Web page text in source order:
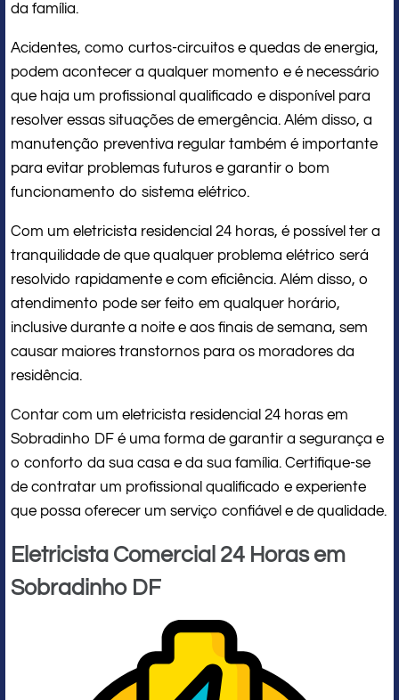
da família.
Acidentes, como curtos-circuitos e quedas de energia,
podem acontecer a qualquer momento e é necessário
que haja um profissional qualificado e disponível para
resolver essas situações de emergência. Além disso, a
manutenção preventiva regular também é importante
para evitar problemas futuros e garantir o bom
funcionamento do sistema elétrico.
Com um eletricista residencial 24 horas, é possível ter a
tranquilidade de que qualquer problema elétrico será
resolvido rapidamente e com eficiência. Além disso, o
atendimento pode ser feito em qualquer horário,
inclusive durante a noite e aos finais de semana, sem
causar maiores transtornos para os moradores da
residência.
Contar com um eletricista residencial 24 horas em
Sobradinho DF é uma forma de garantir a segurança e
o conforto da sua casa e da sua família. Certifique-se
de contratar um profissional qualificado e experiente
que possa oferecer um serviço confiável e de qualidade.
Eletricista Comercial 24 Horas em
Sobradinho DF